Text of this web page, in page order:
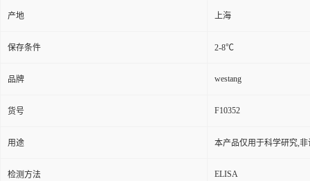
产地 上海
保存条件 2-8℃
品牌 westang
货号 F10352
用途 本产品仅用于科学研究,
检测方法 ELISA